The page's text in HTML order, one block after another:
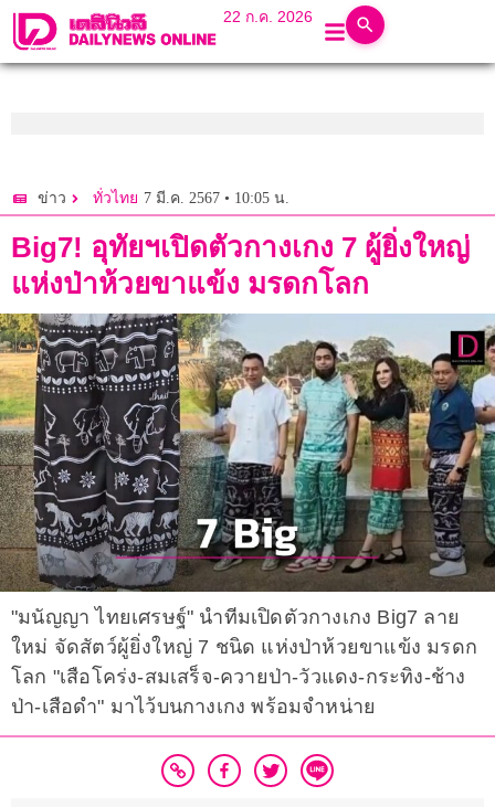
22 ก.ค. 2026
ข่าว ทั่วไทย 7 มี.ค. 2567 • 10:05 น.
Big7! อุทัยฯเปิดตัวกางเกง 7 ผู้ยิ่งใหญ่
แห่งป่าห้วยขาแข้ง มรดกโลก
"มนัญญา ไทยเศรษฐ์" นำทีมเปิดตัวกางเกง Big7 ลาย
ใหม่ จัดสัตว์ผู้ยิ่งใหญ่ 7 ชนิด แห่งป่าห้วยขาแข้ง มรดก
โลก "เสือโคร่ง-สมเสร็จ-ควายป่า-วัวแดง-กระทิง-ช้าง
ป่า-เสือดำ" มาไว้บนกางเกง พร้อมจำหน่าย